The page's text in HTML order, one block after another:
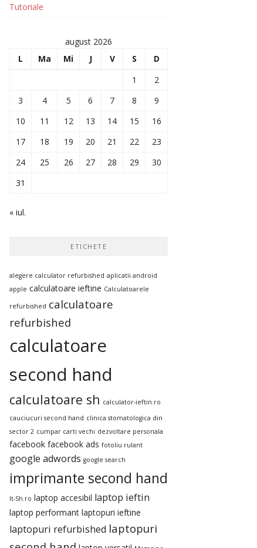
Tutoriale
august 2026
L
Ma Mi J V S
D
1
2
3
4 5 6 7 8
9
10
11 12 13 14 15
16
17
18 19 20 21 22
23
24
25 26 27 28 29
30
31
« iul.
ETICHETE
alegere calculator refurbished aplicatii android
apple calculatoare ieftine Calculatoarele
refurbished calculatoare
refurbished
calculatoare
second hand
calculatoare sh calculator-ieftin.ro
cauciucuri second hand clinica stomatologica din
sector 2 cumpar carti vechi dezvoltare personala
facebook facebook ads fotoliu rulant
google adwords google search
imprimante second hand
It-Sh.ro laptop accesibil laptop ieftin
laptop performant laptopuri ieftine
laptopuri refurbished laptopuri